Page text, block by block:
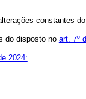
constantes do
do disposto no art. 7º
2024: